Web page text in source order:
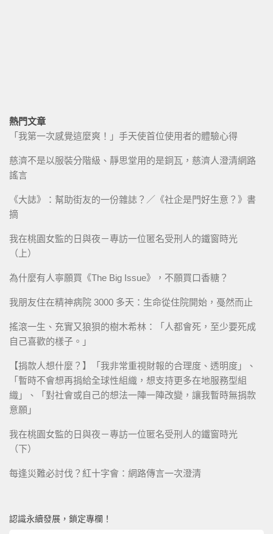
熱門文章
「我第一次感覺這麼爽！」手天使首位使用者的體驗心得
慈濟不是以服裝分階級、靜思堂用的是銅瓦，慈濟人澄清網路
謠言
《大誌》：幫助街友的一份雜誌？／《社企是門好生意？》書
摘
我在桃園女監的日與夜－專訪一位匿名受刑人的鐵窗時光
（上）
為什麼有人寧願買《The Big Issue》，不願買口香糖？
我朋友住在精神病院 3000 多天：生命從住院開始，戞然而止
搖滾一生、充實又狼狽的樹木希林：「人都會死，至少要死成
自己喜歡的樣子。」
【捐款人想什麼？】「我非常重視財報的合理度、透明度」、
「暫時不會想再捐給全球性組織，想支持更多在地服務型組
織」、「對社會或自己的想法一陣一陣改變，讓我暫時無捐款
意願」
我在桃園女監的日與夜－專訪一位匿名受刑人的鐵窗時光
（下）
每逢災難必討伐？紅十字會：網路傳言一次澄清
認識永續發展，鎖定專欄！